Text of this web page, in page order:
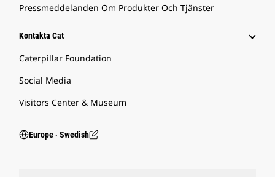
Pressmeddelanden Om Produkter Och Tjänster
Kontakta Cat
Caterpillar Foundation
Social Media
Visitors Center & Museum
Europe ‧ Swedish